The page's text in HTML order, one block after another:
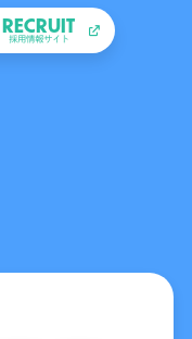
RECRUIT
採用情報サイト